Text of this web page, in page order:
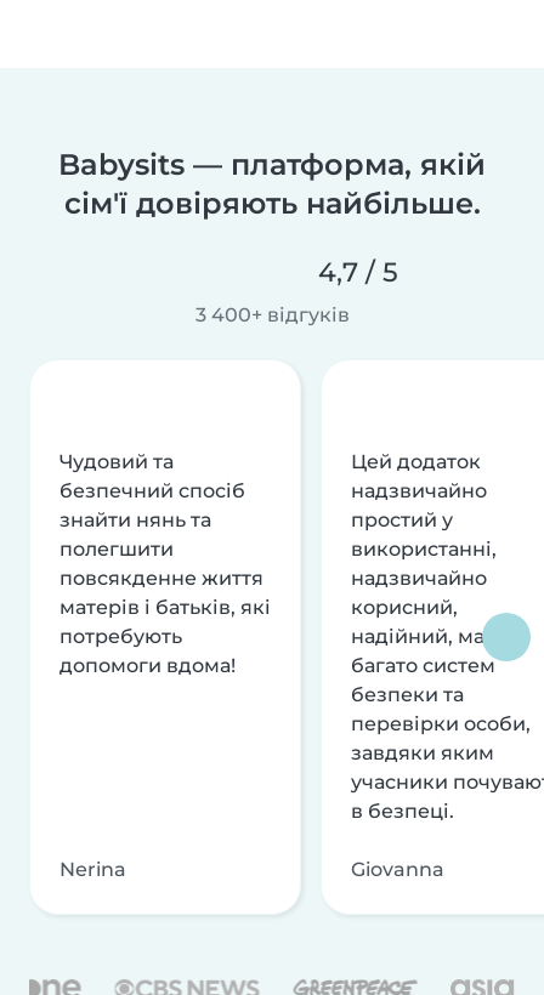
Babysits — платформа, якій
сім'ї довіряють найбільше.
4,7 / 5
3 400+ відгуків
Чудовий та
безпечний спосіб
знайти нянь та
полегшити
повсякденне життя
матерів і батьків, які
потребують
допомоги вдома!
Nerina
Цей додаток
надзвичайно
простий у
використанні,
надзвичайно
корисний,
надійний, має
багато систем
безпеки та
перевірки особи,
завдяки яким
учасники
в безпеці.
Giovanna